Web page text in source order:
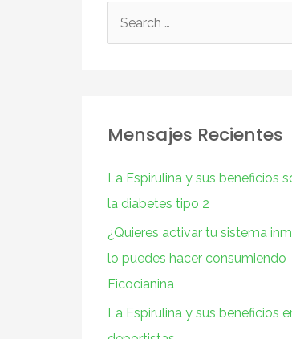
Mensajes Recientes
La Espirulina y sus beneficios
la diabetes tipo 2
¿Quieres activar tu sistema
lo puedes hacer consumiendo
Ficocianina
La Espirulina y sus beneficios